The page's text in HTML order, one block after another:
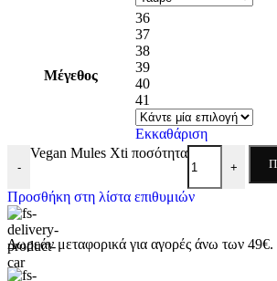
Μέγεθος
36
37
38
39
40
41
Εκκαθάριση
-
Vegan Mules Xti ποσότητα
+
Προσθήκη στη λίστα επιθυμιών
Δωρεάν μεταφορικά για αγορές άνω των 49€.